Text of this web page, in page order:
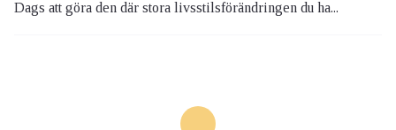
Dags att göra den där stora livsstilsförändringen du ha...